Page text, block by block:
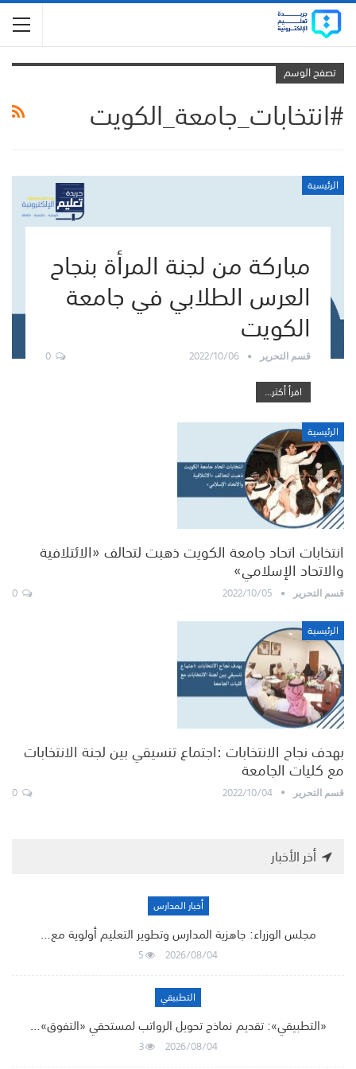
تصفح الوسم
#انتخابات_جامعة_الكويت
الرئيسية
مباركة من لجنة المرأة بنجاح
العرس الطلابي في جامعة
الكويت
قسم التحرير 2022/10/06
0
اقرأ أكثر...
الرئيسية
انتخابات اتحاد جامعة الكويت ذهبت لتحالف «الائتلافية
والاتحاد الإسلامي»
قسم التحرير 2022/10/05
الرئيسية
بهدف نجاح الانتخابات :اجتماع تنسيقي بين لجنة الانتخابات
مع كليات الجامعة
قسم التحرير 2022/10/04
أخر الأخبار
أخبار المدارس
مجلس الوزراء: جاهزية المدارس وتطوير التعليم أولوية مع…
2026/08/04
5
التطبيقي
«التطبيقي»: تقديم نماذج تحويل الرواتب لمستحقي «التفوق»…
2026/08/04
3